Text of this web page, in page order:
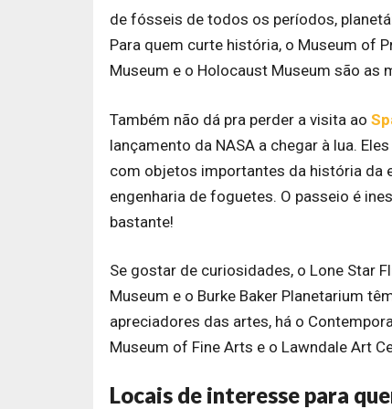
de fósseis de todos os períodos,
Para quem curte história, o Museum of
Museum e o Holocaust Museum são as
Também não dá pra perder a visita ao
lançamento da NASA a chegar à lua.
com objetos importantes da história da
engenharia de foguetes. O passeio é
bastante!
Se gostar de curiosidades, o Lone Star
Museum e o Burke Baker Planetarium
apreciadores das artes, há o
Museum of Fine Arts e o Lawndale Art
Locais de interesse para